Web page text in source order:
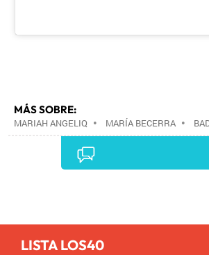
MÁS SOBRE:
MARIAH ANGELIQ • MARÍA BECERRA •
LISTA LOS40